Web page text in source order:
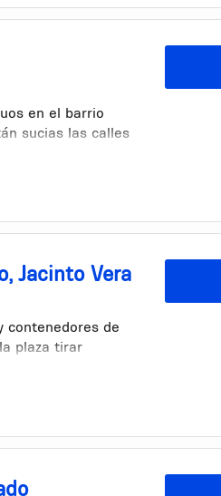
en el barrio
sucias las calles
para tirar los
Jacinto Vera
contenedores de
plaza tirar